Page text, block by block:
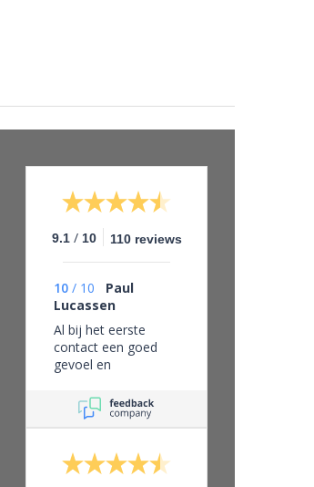
9.1 / 10 110 reviews
10 / 10
Paul
Lucassen
Al bij het eerste
contact een goed
gevoel en
bedrijf, eerlijk zaken
doen en leveren wat
je belooft.